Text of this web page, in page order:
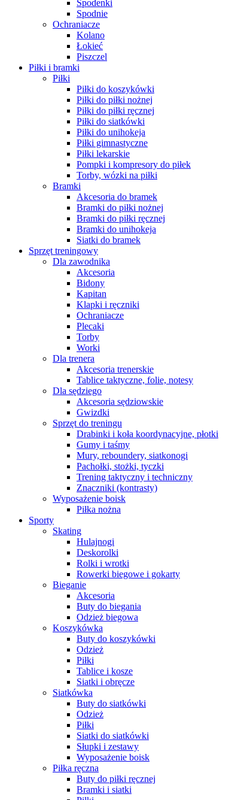
Spodenki
Spodnie
Ochraniacze
Kolano
Łokieć
Piszczel
Piłki i bramki
Piłki
Piłki do koszykówki
Piłki do piłki nożnej
Piłki do piłki ręcznej
Piłki do siatkówki
Piłki do unihokeja
Piłki gimnastyczne
Piłki lekarskie
Pompki i kompresory do piłek
Torby, wózki na piłki
Bramki
Akcesoria do bramek
Bramki do piłki nożnej
Bramki do piłki ręcznej
Bramki do unihokeja
Siatki do bramek
Sprzęt treningowy
Dla zawodnika
Akcesoria
Bidony
Kapitan
Klapki i ręczniki
Ochraniacze
Plecaki
Torby
Worki
Dla trenera
Akcesoria trenerskie
Tablice taktyczne, folie, notesy
Dla sędziego
Akcesoria sędziowskie
Gwizdki
Sprzęt do treningu
Drabinki i koła koordynacyjne, płotki
Gumy i taśmy
Mury, reboundery, siatkonogi
Pachołki, stożki, tyczki
Trening taktyczny i techniczny
Znaczniki (kontrasty)
Wyposażenie boisk
Piłka nożna
Sporty
Skating
Hulajnogi
Deskorolki
Rolki i wrotki
Rowerki biegowe i gokarty
Bieganie
Akcesoria
Buty do biegania
Odzież biegowa
Koszykówka
Buty do koszykówki
Odzież
Piłki
Tablice i kosze
Siatki i obręcze
Siatkówka
Buty do siatkówki
Odzież
Piłki
Siatki do siatkówki
Słupki i zestawy
Wyposażenie boisk
Piłka ręczna
Buty do piłki ręcznej
Bramki i siatki